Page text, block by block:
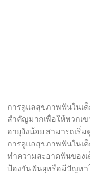
การดูแลสุขภาพฟันในเ
สำคัญมากเพื่อให้พวกเ
อายุยังน้อย สามารถเริ่
การดูแลสุขภาพฟันใน
ทำความสะอาดฟันของ
ป้องกันฟันผุหรือมีปัญหา